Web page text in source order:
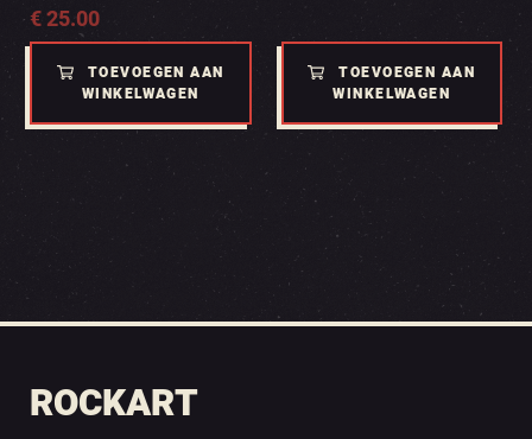
€25.00
TOEVOEGEN AAN
WINKELWAGEN
TOEVOEGEN AAN
WINKELWAGEN
ROCKART